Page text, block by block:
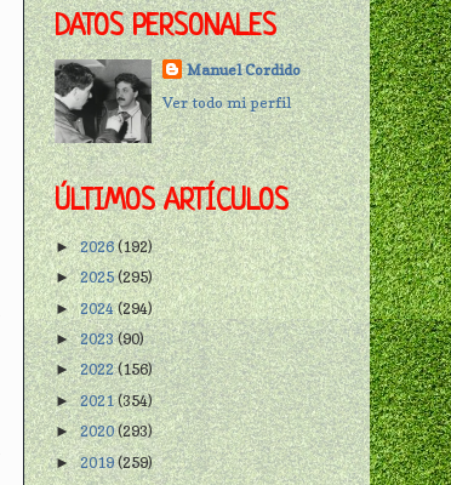
DATOS PERSONALES
Manuel Cordido
Ver todo mi perfil
ÚLTIMOS ARTÍCULOS
►2026(192)
►2025(295)
►2024(294)
►2023(90)
►2022(156)
►2021(354)
►2020(293)
►2019(259)